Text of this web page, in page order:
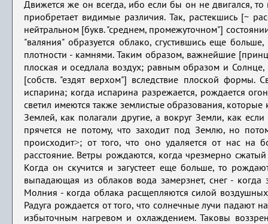
Движется же он всегда, ибо если бы он не двигался, то
приобретает видимые различия. Так, растекшись [~
нейтральном [букв. "среднем, промежуточном"]
"валяния" образуется облако, сгустившись еще
плотности - камнями. Таким образом, важнейшие
плоская и оседлала воздух; равным образом и
[собств. "ездят верхом"] вследствие плоской формы.
испарина; когда испарина разрежается, рождается
светил имеются также землистые образования,
Землей, как полагали другие, а вокруг Земли, как
прячется не потому, что заходит под Землю, но
происходит>; от того, что оно удаляется от нас на
расстояние. Ветры рождаются, когда чрезмерно
Когда он скучится и загустеет еще больше, то
выпадающая из облаков вода замерзнет, снег -
Молния - когда облака расщепляются силой
Радуга рождается от того, что солнечные лучи падают
избыточным нагревом и охлаждением. Таковы